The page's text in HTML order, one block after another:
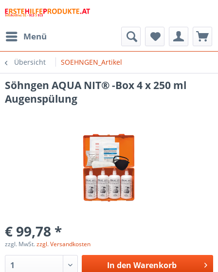
Menü
Übersicht SOEHNGEN_Artikel
Söhngen AQUA NIT® -Box 4 x 250 ml
Augenspülung
€ 99,78 *
zzgl. MwSt.zzgl. Versandkosten
In den Warenkorb